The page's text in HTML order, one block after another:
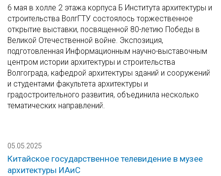
6 мая в холле 2 этажа корпуса Б Института архитектуры и
строительства ВолгГТУ состоялось торжественное
открытие выставки, посвященной 80-летию Победы в
Великой Отечественной войне. Экспозиция,
подготовленная Информационным научно-выставочным
центром истории архитектуры и строительства
Волгограда, кафедрой архитектуры зданий и сооружений
и студентами факультета архитектуры и
градостроительного развития, объединила несколько
тематических направлений.
05.05.2025
Китайское государственное телевидение в музее
архитектуры ИАиС